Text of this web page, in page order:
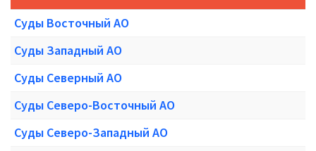
Суды Восточный АО
Суды Западный АО
Суды Северный АО
Суды Северо-Восточный АО
Суды Северо-Западный АО